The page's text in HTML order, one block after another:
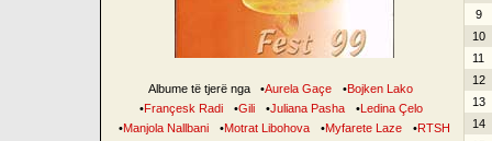
Albume të tjerë nga •Aurela Gaçe •Bojken Lako
•Françesk Radi •Gili •Juliana Pasha •Ledina Çelo
•Manjola Nallbani •Motrat Libohova •Myfarete Laze •RTSH
9
10
11
12
13
14